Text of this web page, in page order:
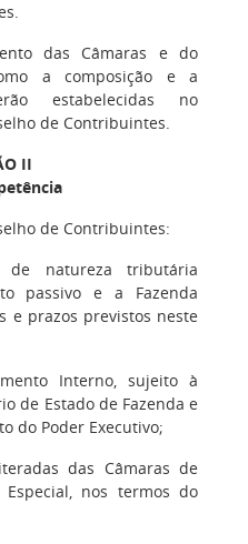
das Câmaras e do
a composição e a
estabelecidas no
de Contribuintes.
II
de Contribuintes:
natureza tributária
passivo e a Fazenda
e prazos previstos neste
Interno, sujeito à
de Estado de Fazenda e
do Poder Executivo;
das Câmaras de
nos termos do